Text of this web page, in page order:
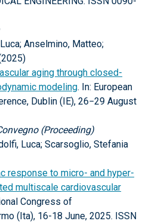
Anselmino, Matteo;
aging through closed-
modeling. In: European
Dublin (IE), 26−29 August
(Proceeding)
Luca; Scarsoglio, Stefania
response to micro- and hyper-
multiscale cardiovascular
Congress of
(Ita), 16-18 June, 2025. ISSN